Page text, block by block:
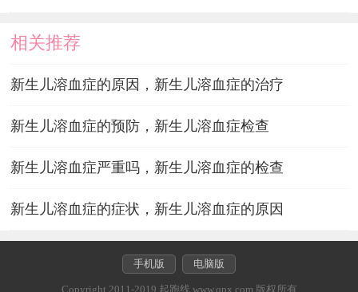
相关推荐
新生儿溶血症的原因，新生儿溶血症的治疗
新生儿溶血症的预防，新生儿溶血症检查
新生儿溶血症严重吗，新生儿溶血症的检查
新生儿溶血症的症状，新生儿溶血症的原因
手机版 电脑版
Copyright 2011-2019 起跑线 www.qpx.com 版权所有